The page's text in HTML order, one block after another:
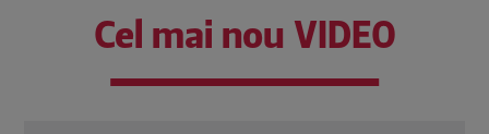
Cel mai nou VIDEO